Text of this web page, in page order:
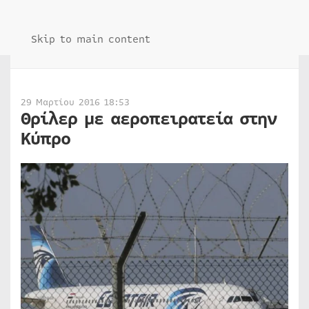
Skip to main content
29 Μαρτίου 2016 18:53
Θρίλερ με αεροπειρατεία στην
Κύπρο